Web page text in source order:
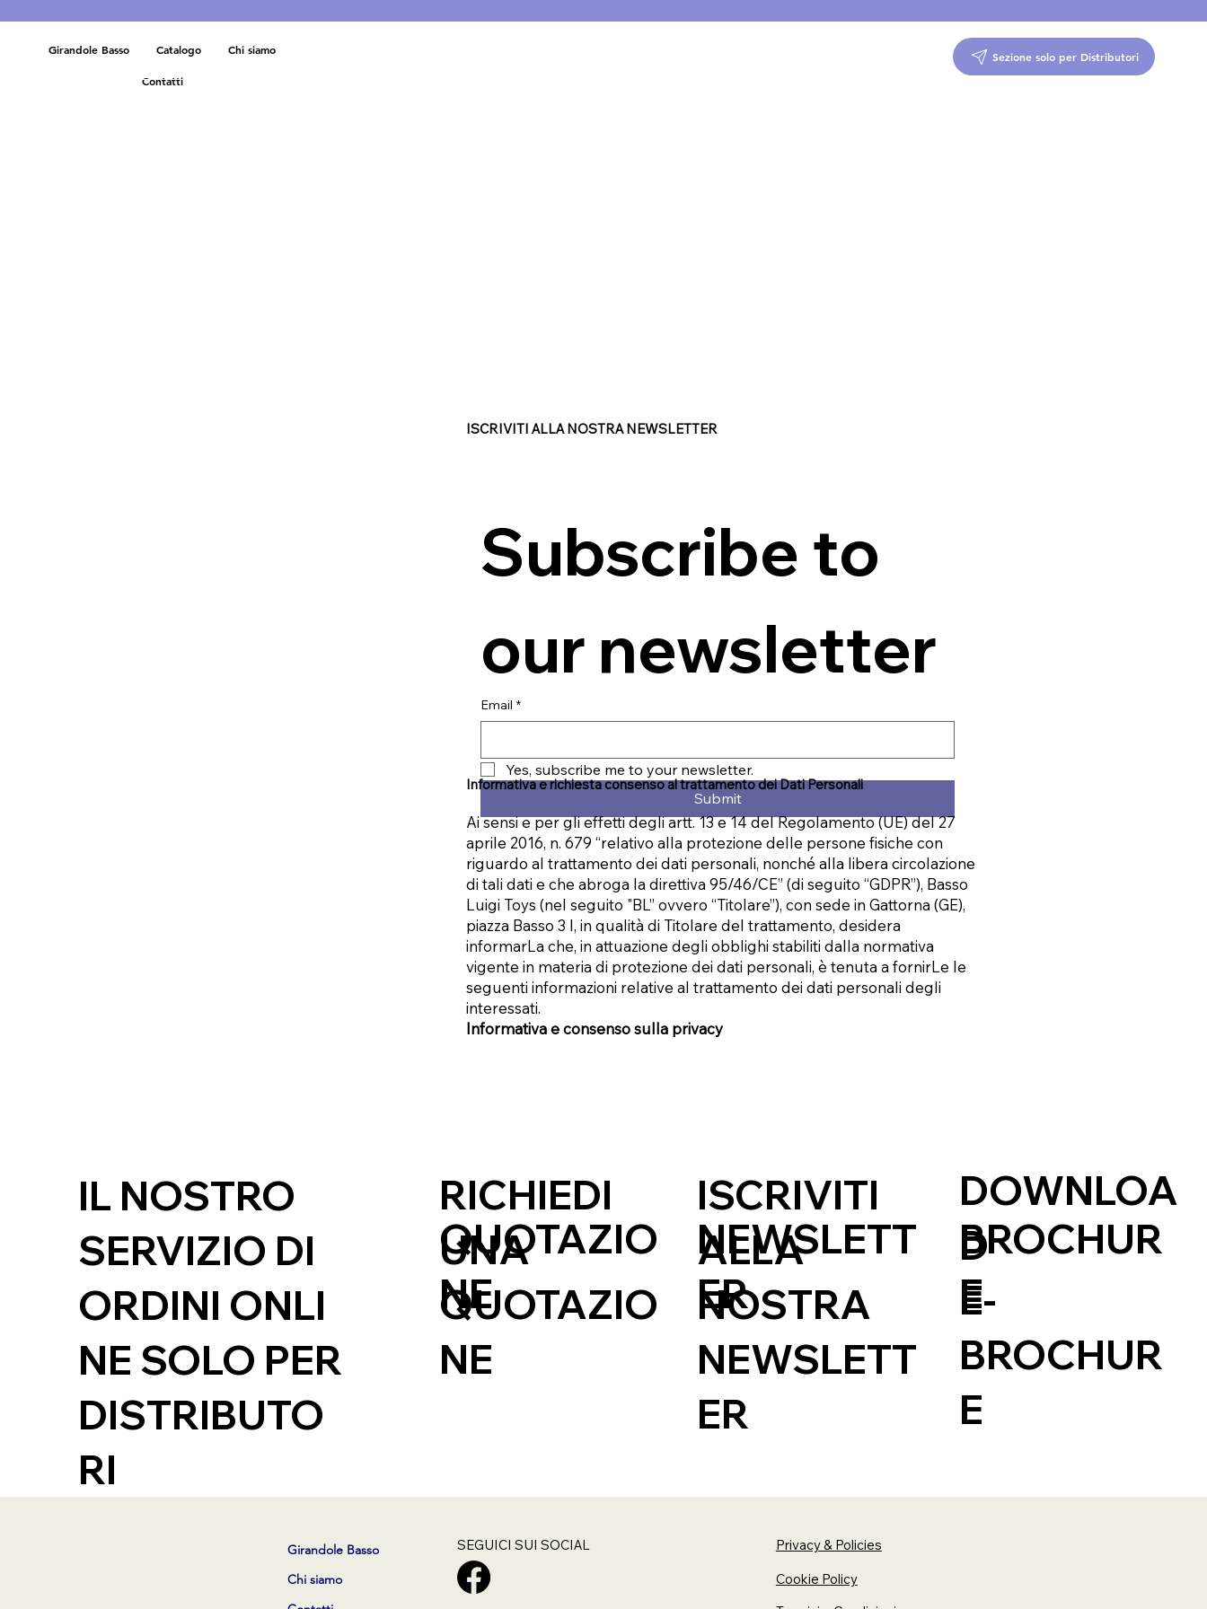
Girandole Basso
Chi siamo
SEGUICI SUI SOCIAL
Cookie Policy
Privacy & Policies
IL NOSTRO
SERVIZIO DI
ORDINI ONLI
NE SOLO PER
DISTRIBUTO
RI
RICHIEDI
UNA
QUOTAZIO
NE
QUOTAZIO
NE
ISCRIVITI
ALLA
NOSTRA
NEWSLETT
ER
NEWSLETT
ER
DOWNLOA
D
E-
BROCHUR
E
BROCHUR
E
ISCRIVITI ALLA NOSTRA NEWSLETTER
Subscribe to
our newsletter
Email *
Yes, subscribe me to your newsletter.
Submit
Informativa e richiesta consenso al trattamento dei Dati Personali
Ai sensi e per gli effetti degli artt. 13 e 14 del Regolamento (UE) del 27
aprile 2016, n. 679 “relativo alla protezione delle persone fisiche con
riguardo al trattamento dei dati personali, nonché alla libera circolazione
di tali dati e che abroga la direttiva 95/46/CE” (di seguito “GDPR”), Basso
Luigi Toys (nel seguito "BL” ovvero “Titolare”), con sede in Gattorna (GE),
piazza Basso 3 I, in qualità di Titolare del trattamento, desidera
informarLa che, in attuazione degli obblighi stabiliti dalla normativa
vigente in materia di protezione dei dati personali, è tenuta a fornirLe le
seguenti informazioni relative al trattamento dei dati personali degli
interessati.
Informativa e consenso sulla privacy
Girandole Basso Catalogo Chi siamo
Contatti
Sezione solo per Distributori